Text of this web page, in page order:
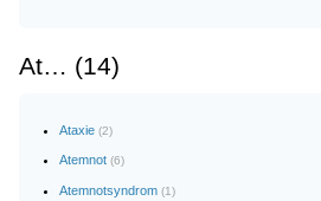
At… (14)
Ataxie (2)
Atemnot (6)
Atemnotsyndrom (1)